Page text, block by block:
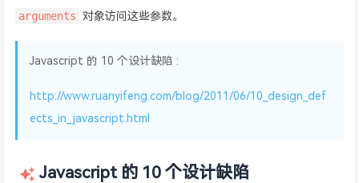
arguments 对象访问这些参数。
Javascript 的 10 个设计缺陷 :
http://www.ruanyifeng.com/blog/2011/06/10_design_def
ects_in_javascript.html
Javascript 的 10 个设计缺陷